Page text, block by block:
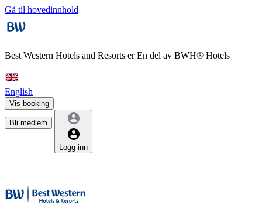
Gå til hovedinnhold
Best Western Hotels and Resorts erEn del av BWH® Hotels
English
Vis booking
Bli medlem
Logg inn